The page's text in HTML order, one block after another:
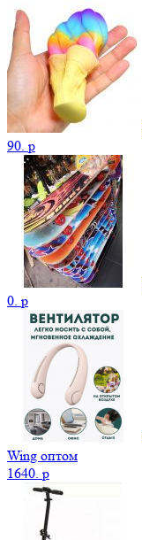
90. p
0. p
Wing оптом
1640. p